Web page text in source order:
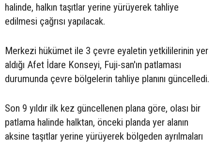
halinde, halkın taşıtlar yerine yürüyerek tahliye
edilmesi çağrısı yapılacak.
Merkezi hükümet ile 3 çevre eyaletin yetkililerinin yer
aldığı Afet İdare Konseyi, Fuji-san'ın patlaması
durumunda çevre bölgelerin tahliye planını güncelledi.
Son 9 yıldır ilk kez güncellenen plana göre, olası bir
patlama halinde halktan, önceki planda yer alanın
aksine taşıtlar yerine yürüyerek bölgeden ayrılmaları